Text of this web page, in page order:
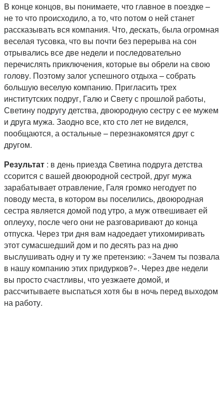
В конце концов, вы понимаете, что главное в поездке –
не то что происходило, а то, что потом о ней станет
рассказывать вся компания. Что, дескать, была огромная
веселая тусовка, что вы почти без перерыва на сон
отрывались все две недели и последовательно
перечислять приключения, которые вы обрели на свою
голову. Поэтому залог успешного отдыха – собрать
большую веселую компанию. Пригласить трех
институтских подруг, Галю и Свету с прошлой работы,
Светину подругу детства, двоюродную сестру с ее мужем
и друга мужа. Заодно все, кто сто лет не виделся,
пообщаются, а остальные – перезнакомятся друг с
другом.
Результат : в день приезда Светина подруга детства
ссорится с вашей двоюродной сестрой, друг мужа
зарабатывает отравление, Галя громко негодует по
поводу места, в котором вы поселились, двоюродная
сестра является домой под утро, а муж отвешивает ей
оплеуху, после чего они не разговаривают до конца
отпуска. Через три дня вам надоедает утихомиривать
этот сумасшедший дом и по десять раз на дню
выслушивать одну и ту же претензию: «Зачем ты позвала
в нашу компанию этих придурков?». Через две недели
вы просто счастливы, что уезжаете домой, и
рассчитываете выспаться хотя бы в ночь перед выходом
на работу.